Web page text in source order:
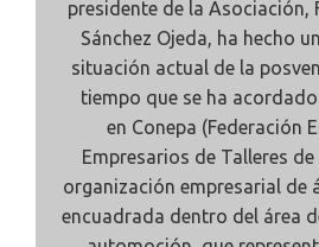
presidente de la Asociación,
Sánchez Ojeda, ha hecho
situación actual de la
tiempo que se ha
en Conepa (Federación
Empresarios de Talleres
organización empresarial de
encuadrada dentro del área